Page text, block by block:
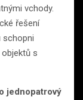
vchody.
řešení
schopni
s
jednopatrový